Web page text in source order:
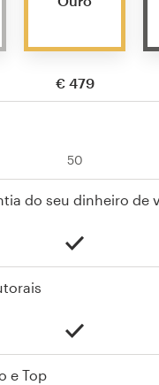
€ 479
50
do seu dinheiro de
e Top